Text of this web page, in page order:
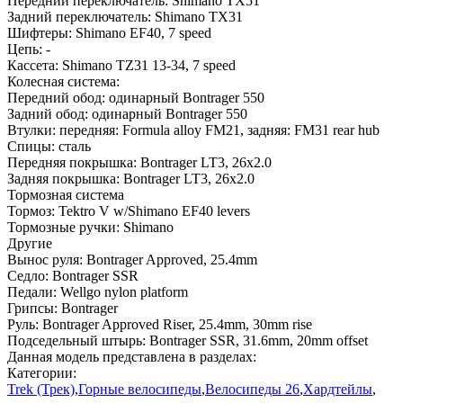
Задний переключатель: Shimano TX31
Шифтеры: Shimano EF40, 7 speed
Цепь: -
Кассета: Shimano TZ31 13-34, 7 speed
Колесная система:
Передний обод: одинарный Bontrager 550
Задний обод: одинарный Bontrager 550
Втулки: передняя: Formula alloy FM21, задняя: FM31 rear hub
Спицы: сталь
Передняя покрышка: Bontrager LT3, 26x2.0
Задняя покрышка: Bontrager LT3, 26x2.0
Тормозная система
Тормоз: Tektro V w/Shimano EF40 levers
Тормозные ручки: Shimano
Другие
Вынос руля: Bontrager Approved, 25.4mm
Седло: Bontrager SSR
Педали: Wellgo nylon platform
Грипсы: Bontrager
Руль: Bontrager Approved Riser, 25.4mm, 30mm rise
Подседельный штырь: Bontrager SSR, 31.6mm, 20mm offset
Данная модель представлена в разделах:
Категории:
Trek (Трек),Горные велосипеды,Велосипеды 26,Хардтейлы,